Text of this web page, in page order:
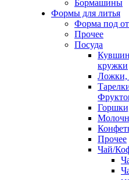
Бормашины
Формы для литья
Форма под
Прочее
Посуда
кружки
Ложки,
Прочее
Чай/